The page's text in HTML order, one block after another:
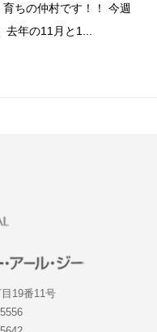
ちの仲村です！！ 今週
年の11月と1...
19番11号